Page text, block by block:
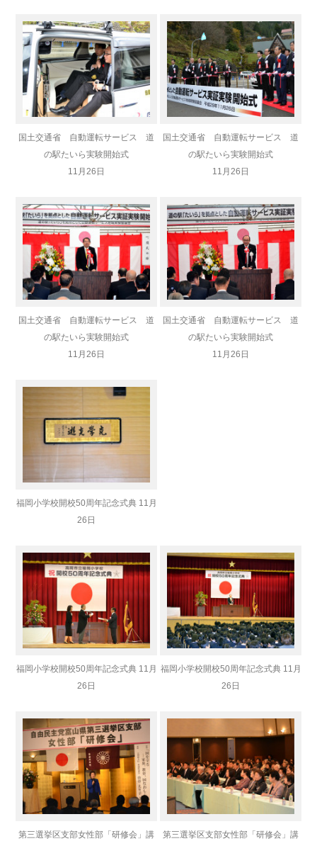
国土交通省 自動運転サービス 道
の駅たいら実験開始式
11月26日
国土交通省 自動運転サービス 道
の駅たいら実験開始式
11月26日
国土交通省 自動運転サービス 道
の駅たいら実験開始式
11月26日
国土交通省 自動運転サービス 道
の駅たいら実験開始式
11月26日
福岡小学校開校50周年記念式典 11月
26日
福岡小学校開校50周年記念式典 11月
26日
福岡小学校開校50周年記念式典 11月
26日
第三選挙区支部女性部「研修会」講 第三選挙区支部女性部「研修会」講